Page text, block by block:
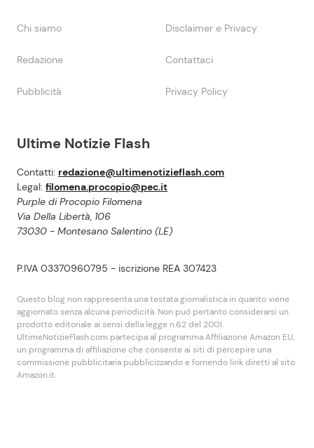
Ultime Notizie Flash
Contatti: redazione@ultimenotizieflash.com
Legal: filomena.procopio@pec.it
Purple di Procopio Filomena
Via Della Libertà, 106
73030 - Montesano Salentino (LE)
P.IVA 03370960795 - iscrizione REA 307423
Questo blog non rappresenta una testata giornalistica in quanto viene
aggiornato senza alcuna periodicità. Non puó pertanto considerarsi un
prodotto editoriale ai sensi della legge n.62 del 2001.
UltimeNotizieFlash.com partecipa al programma Affiliazione Amazon EU,
un programma di affiliazione che consente ai siti di percepire una
commissione pubblicitaria pubblicizzando e fornendo link diretti al sito
Amazon.it.
Chi siamo Disclaimer e Privacy
Redazione Contattaci
Pubblicità Privacy Policy